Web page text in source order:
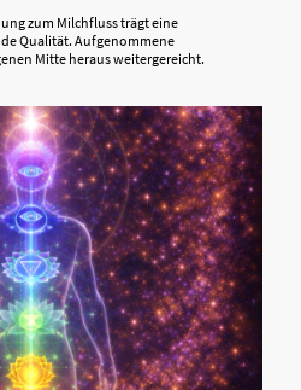
zum Milchfluss trägt eine
Qualität. Aufgenommene
Mitte heraus weitergereicht.